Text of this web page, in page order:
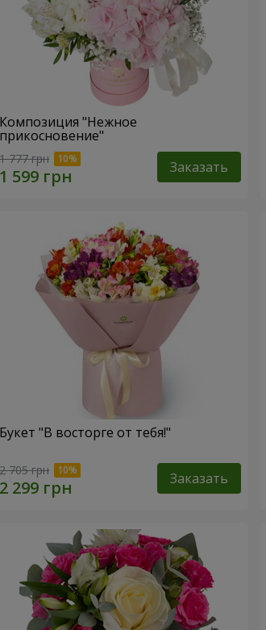
Композиция "Нежное
прикосновение"
1 777 грн Заказать
Букет "В восторге от тебя!"
2 705 грн Заказать